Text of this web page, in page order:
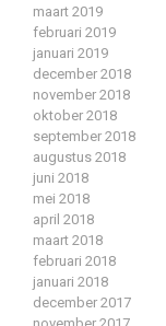
maart 2019
februari 2019
januari 2019
december 2018
november 2018
oktober 2018
september 2018
augustus 2018
juni 2018
mei 2018
april 2018
maart 2018
februari 2018
januari 2018
december 2017